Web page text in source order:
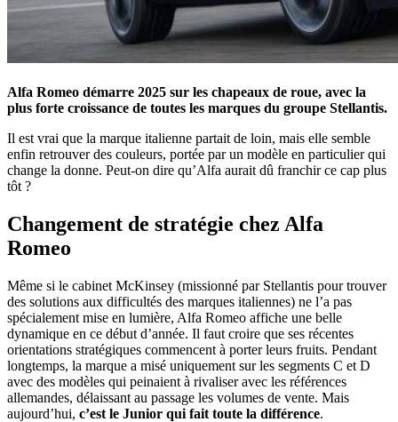
Alfa Romeo démarre 2025 sur les chapeaux de roue, avec la
plus forte croissance de toutes les marques du groupe Stellantis.
Il est vrai que la marque italienne partait de loin, mais elle semble
enfin retrouver des couleurs, portée par un modèle en particulier qui
change la donne. Peut-on dire qu’Alfa aurait dû franchir ce cap plus
tôt ?
Changement de stratégie chez Alfa
Romeo
Même si le cabinet McKinsey (missionné par Stellantis pour trouver
des solutions aux difficultés des marques italiennes) ne l’a pas
spécialement mise en lumière, Alfa Romeo affiche une belle
dynamique en ce début d’année. Il faut croire que ses récentes
orientations stratégiques commencent à porter leurs fruits. Pendant
longtemps, la marque a misé uniquement sur les segments C et D
avec des modèles qui peinaient à rivaliser avec les références
allemandes, délaissant au passage les volumes de vente. Mais
aujourd’hui, c’est le Junior qui fait toute la différence.